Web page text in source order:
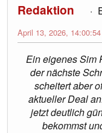
Redaktion
April 13, 2026, 14:00:54
Ein eigenes Sim
der nächste
scheitert aber
aktueller Deal
jetzt deutlich
bekommst